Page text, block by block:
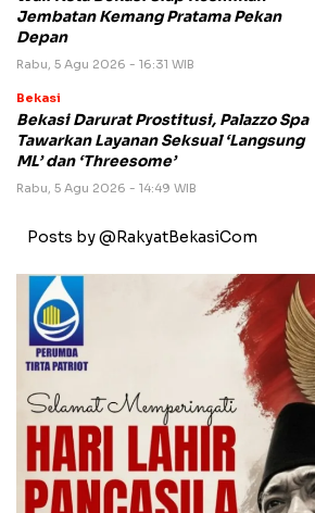
Jembatan Kemang Pratama Pekan
Depan
Rabu, 5 Agu 2026 - 16:31 WIB
Bekasi
Bekasi Darurat Prostitusi, Palazzo Spa
Tawarkan Layanan Seksual ‘Langsung
ML’ dan ‘Threesome’
Rabu, 5 Agu 2026 - 14:49 WIB
Posts by @RakyatBekasiCom